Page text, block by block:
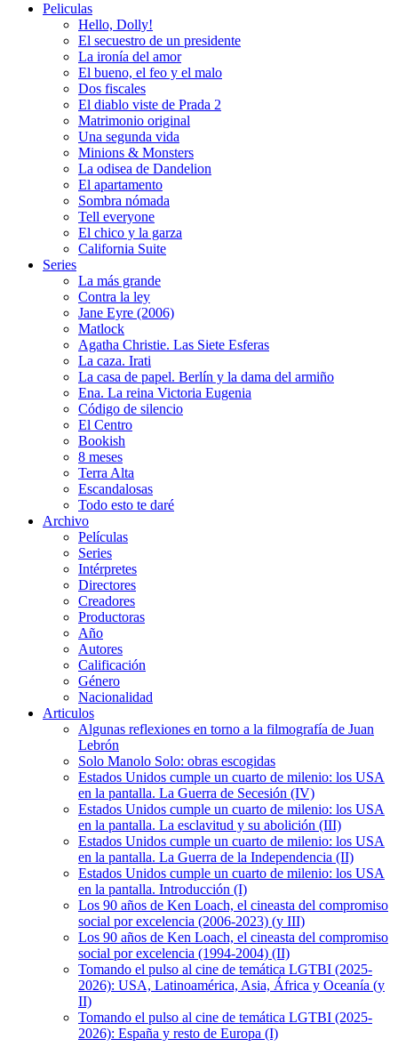
Peliculas
Hello, Dolly!
El secuestro de un presidente
La ironía del amor
El bueno, el feo y el malo
Dos fiscales
El diablo viste de Prada 2
Matrimonio original
Una segunda vida
Minions & Monsters
La odisea de Dandelion
El apartamento
Sombra nómada
Tell everyone
El chico y la garza
California Suite
Series
La más grande
Contra la ley
Jane Eyre (2006)
Matlock
Agatha Christie. Las Siete Esferas
La caza. Irati
La casa de papel. Berlín y la dama del armiño
Ena. La reina Victoria Eugenia
Código de silencio
El Centro
Bookish
8 meses
Terra Alta
Escandalosas
Todo esto te daré
Archivo
Películas
Series
Intérpretes
Directores
Creadores
Productoras
Año
Autores
Calificación
Género
Nacionalidad
Articulos
Algunas reflexiones en torno a la filmografía de Juan
Lebrón
Solo Manolo Solo: obras escogidas
Estados Unidos cumple un cuarto de milenio: los USA
en la pantalla. La Guerra de Secesión (IV)
Estados Unidos cumple un cuarto de milenio: los USA
en la pantalla. La esclavitud y su abolición (III)
Estados Unidos cumple un cuarto de milenio: los USA
en la pantalla. La Guerra de la Independencia (II)
Estados Unidos cumple un cuarto de milenio: los USA
en la pantalla. Introducción (I)
Los 90 años de Ken Loach, el cineasta del compromiso
social por excelencia (2006-2023) (y III)
Los 90 años de Ken Loach, el cineasta del compromiso
social por excelencia (1994-2004) (II)
Tomando el pulso al cine de temática LGTBI (2025-
2026): USA, Latinoamérica, Asia, África y Oceanía (y
II)
Tomando el pulso al cine de temática LGTBI (2025-
2026): España y resto de Europa (I)